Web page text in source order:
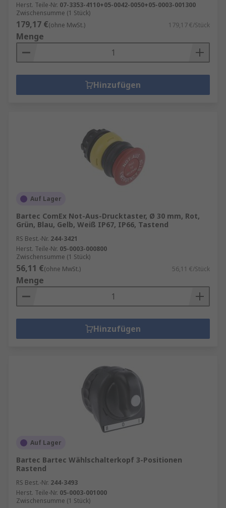
Herst. Teile-Nr. 07-3353-4110+05-0042-0050+05-0003-001300
Zwischensumme (1 Stück)
179,17 €(ohne MwSt.) 179,17 €/Stück
Menge
Hinzufügen
Auf Lager
Bartec ComEx Not-Aus-Drucktaster, Ø 30 mm, Rot,
Grün, Blau, Gelb, Weiß IP67, IP66, Tastend
RS Best.-Nr. 244-3421
Herst. Teile-Nr. 05-0003-000800
Zwischensumme (1 Stück)
56,11 €(ohne MwSt.) 56,11 €/Stück
Menge
Hinzufügen
Auf Lager
Bartec Bartec Wählschalterkopf 3-Positionen
Rastend
RS Best.-Nr. 244-3493
Herst. Teile-Nr. 05-0003-001000
Zwischensumme (1 Stück)